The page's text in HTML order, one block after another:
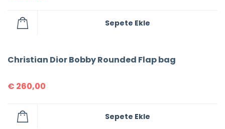
Sepete Ekle
Christian Dior Bobby Rounded Flap bag
€ 260,00
Sepete Ekle